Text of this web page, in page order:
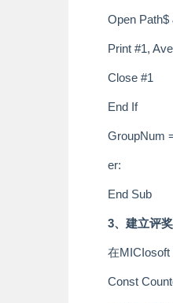
Open Path$
Print #1,
Close #1
End If
GroupNum
er:
End Sub
3、建立评
在MICIosoft
Const